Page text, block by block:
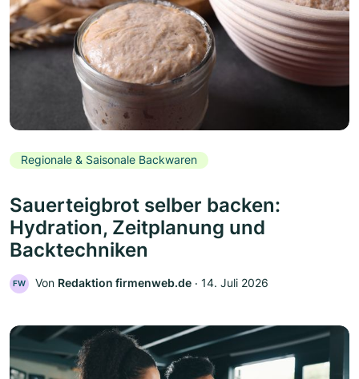
Regionale & Saisonale Backwaren
Sauerteigbrot selber backen:
Hydration, Zeitplanung und
Backtechniken
FW Von Redaktion firmenweb.de ‧ 14. Juli 2026